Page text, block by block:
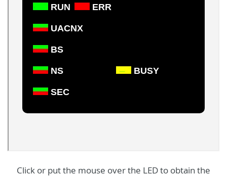
Click or put the mouse over the LED to obtain the